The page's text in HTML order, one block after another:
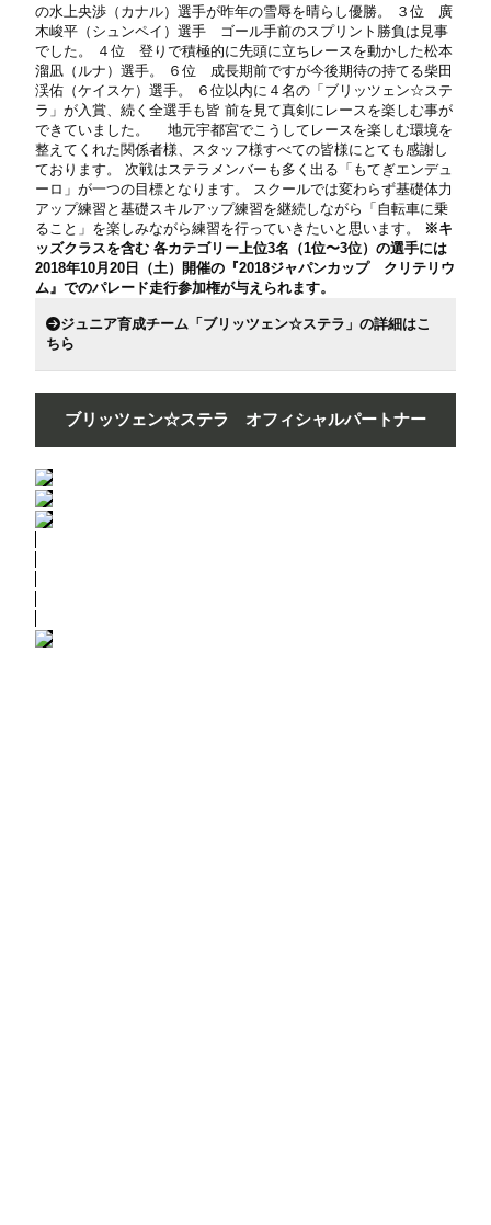
の水上央渉（カナル）選手が昨年の雪辱を晴らし優勝。 ３位 廣
木峻平（シュンペイ）選手 ゴール手前のスプリント勝負は見事
でした。 ４位 登りで積極的に先頭に立ちレースを動かした松本
溜凪（ルナ）選手。 ６位 成長期前ですが今後期待の持てる柴田
渓佑（ケイスケ）選手。 ６位以内に４名の「ブリッツェン☆ステ
ラ」が入賞、続く全選手も皆 前を見て真剣にレースを楽しむ事が
できていました。 地元宇都宮でこうしてレースを楽しむ環境を
整えてくれた関係者様、スタッフ様すべての皆様にとても感謝し
ております。 次戦はステラメンバーも多く出る「もてぎエンデュ
ーロ」が一つの目標となります。 スクールでは変わらず基礎体力
アップ練習と基礎スキルアップ練習を継続しながら「自転車に乗
ること」を楽しみながら練習を行っていきたいと思います。
※キ
ッズクラスを含む 各カテゴリー上位3名（1位〜3位）の選手には
2018年10月20日（土）開催の『2018ジャパンカップ クリテリウ
ム』でのパレード走行参加権が与えられます。
ジュニア育成チーム「ブリッツェン☆ステラ」の詳細はこ
ちら
ブリッツェン☆ステラ オフィシャルパートナー